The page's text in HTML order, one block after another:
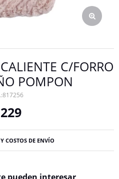
C/FORRO
POMPON
817256
229
COSTOS DE ENVÍO